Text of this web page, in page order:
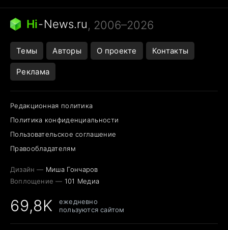
Кошка писает на кровать
Тунцы в океанариуме
Ядовитые пауки России
Города в ядерной войне
Открытие в Google Maps
Hi-News.ru, 2006–2026
Темы Авторы О проекте Контакты
Реклама
Редакционная политика
Политика конфиденциальности
Пользовательское соглашение
Правообладателям
Дизайн — Миша Гончаров
Воплощение — 101 Медиа
69,8K
ежедневно
пользуются сайтом